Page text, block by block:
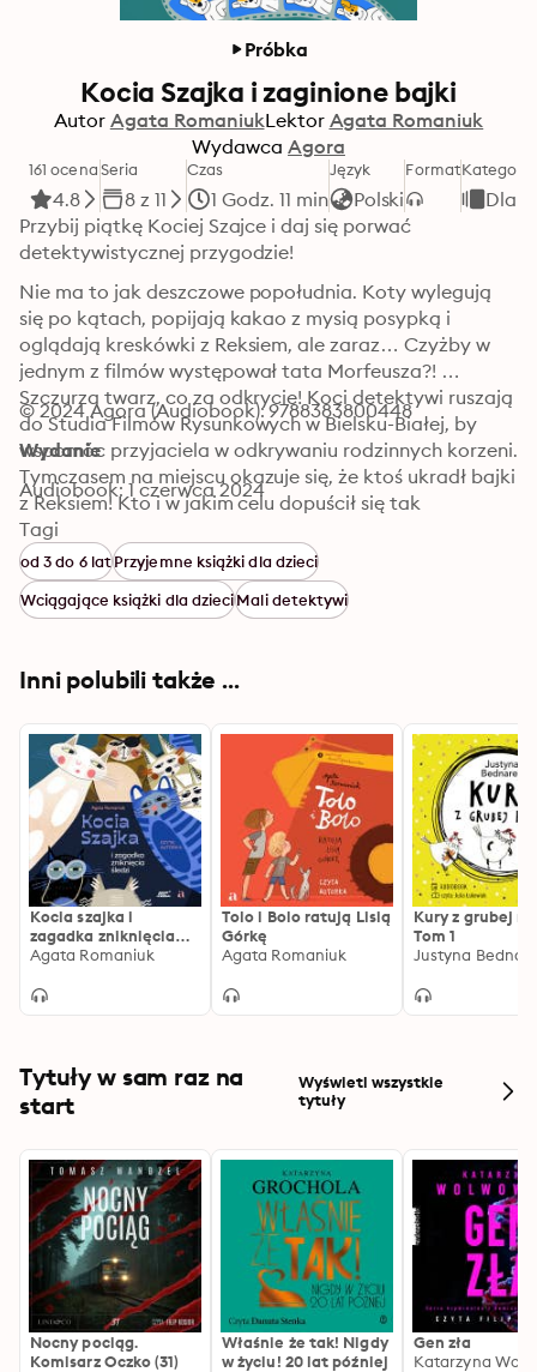
Próbka
Kocia Szajka i zaginione bajki
Autor Agata RomaniukLektor Agata Romaniuk
Wydawca Agora
161 ocena
4.8
Seria
8 z 11
Czas
1 Godz. 11 min
Język
Polski
FormatKategoria
Dla
Przybij piątkę Kociej Szajce i daj się porwać
detektywistycznej przygodzie!
Nie ma to jak deszczowe popołudnia. Koty wylegują
się po kątach, popijają kakao z mysią posypką i
oglądają kreskówki z Reksiem, ale zaraz… Czyżby w
jednym z filmów występował tata Morfeusza?!
Szczurza twarz, co za odkrycie! Koci detektywi ruszają
do Studia Filmów Rysunkowych w Bielsku-Białej, by
wspomóc przyjaciela w odkrywaniu rodzinnych korzeni.
Tymczasem na miejscu okazuje się, że ktoś ukradł bajki
z Reksiem! Kto i w jakim celu dopuścił się tak
zuchwałego czynu? Czy filmy trafiły na czarny rynek w
kocim internecie? Śledztwo musi być prowadzone
dyskretnie, żeby nie siać paniki wśród fanów psiego
celebryty. Żegnaj, spokoju, Kocia Szajka znów ma łapy
© 2024 Agora (Audiobook): 9788383800448
Wydanie
Audiobook: 1 czerwca 2024
Tagi
od 3 do 6 latPrzyjemne książki dla dzieci
Wciągające książki dla dzieciMali detektywi
Inni polubili także ...
Kocia szajka i
zagadka zniknięcia
śledzi
Agata Romaniuk
Tolo i Bolo ratują Lisią
Górkę
Agata Romaniuk
Kury z grubej
Tom 1
Justyna
Tytuły w sam raz na
start
Wyświetl wszystkie
tytuły
Nocny pociąg.
Komisarz Oczko (31)
Właśnie że tak! Nigdy
w życiu! 20 lat później
Gen zła
Katarzyna